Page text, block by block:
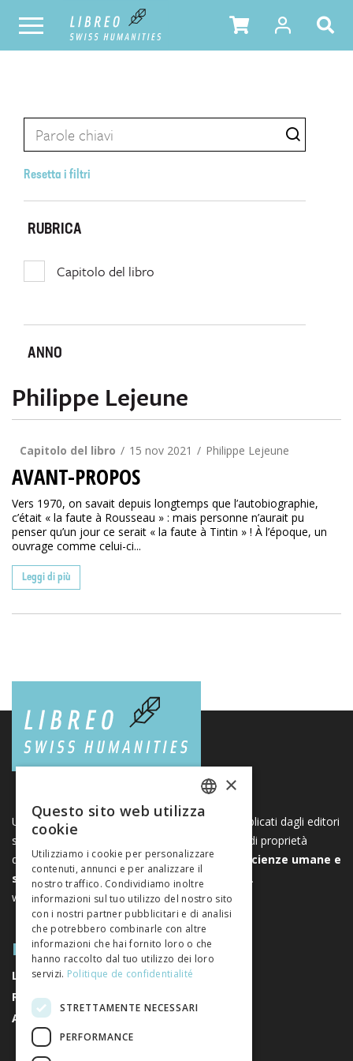
Resetta i filtri
RUBRICA
Capitolo del libro
ANNO
Philippe Lejeune
Capitolo del libro 15 nov 2021 Philippe Lejeune
AVANT-PROPOS
Vers 1970, on savait depuis longtemps que l’autobiographie,
c’était « la faute à Rousseau » : mais personne n’aurait pu
penser qu’un jour ce serait « la faute à Tintin » ! À l’époque, un
ouvrage comme celui-ci...
Leggi di più
Una piattaforma unica per i libri e le riviste pubblicati dagli editori
svizzeri di scienze umane e sociali. Libreo.ch è di proprietà
dell’
Associazione svizzera degli editori di scienze umane e
sociali. È un’associazione senza scopo di lucro.
www.editeurssuisses.ch
MAPPA DEL SITO
LIBRI
RIVISTE
AUTORI
FRENCH
×
Questo sito web utilizza
cookie
Utilizziamo i cookie per personalizzare
contenuti, annunci e per analizzare il
nostro traffico. Condividiamo inoltre
informazioni sul tuo utilizzo del nostro sito
con i nostri partner pubblicitari e di analisi
che potrebbero combinarle con altre
informazioni che hai fornito loro o che
hanno raccolto dal tuo utilizzo dei loro
servizi. Politique de confidentialité
STRETTAMENTE NECESSARI
PERFORMANCE